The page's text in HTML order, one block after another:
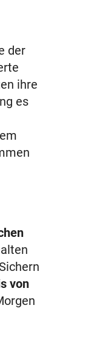
der
ihre
es
von